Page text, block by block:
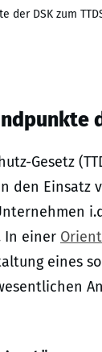
der DSK zum
Gesetz
den Einsatz
In einer
eines